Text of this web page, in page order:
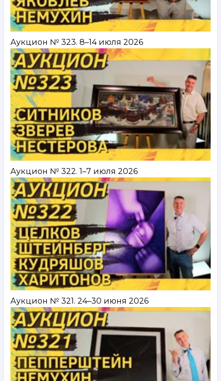
Аукцион № 323. 8–14 июля 2026
Аукцион № 322. 1–7 июля 2026
Аукцион № 321. 24–30 июня 2026